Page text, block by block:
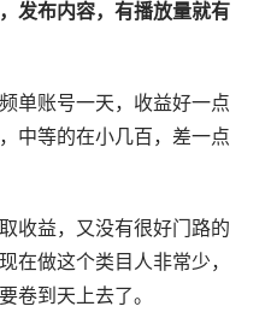
发布内容，有播放量就有
单账号一天，收益好一点
中等的在小几百，差一点
收益，又没有很好门路的
在做这个类目人非常少，
卷到天上去了。